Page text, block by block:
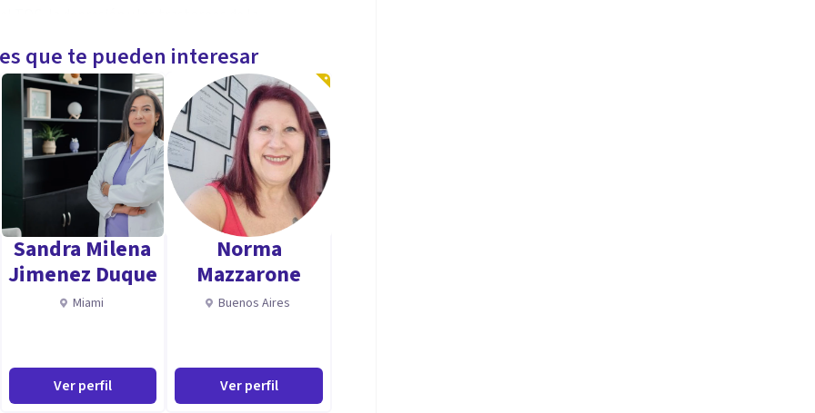
TOC, la depresión y los trastornos de la
parejas y familias. Me enfoco en clarificar lo
y diseñar estrategias personalizadas que faciliten
de cada consultante.
Combino una escucha empática con una
Trabajo desde un enfoque integrador:
la terapia breve estratégica y la sistémica, pero
cada caso, adapto la intervención a la persona,
sostenido en el tiempo.
que te pueden interesar
Sandra Milena
Jimenez Duque
Miami
Ver perfil
Norma
Mazzarone
Buenos Aires
Ver perfil